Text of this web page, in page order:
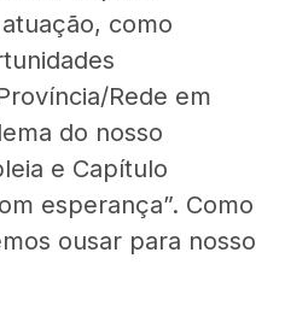
como
Rede em
do nosso
e Capítulo
esperança”. Como
ousar para nosso